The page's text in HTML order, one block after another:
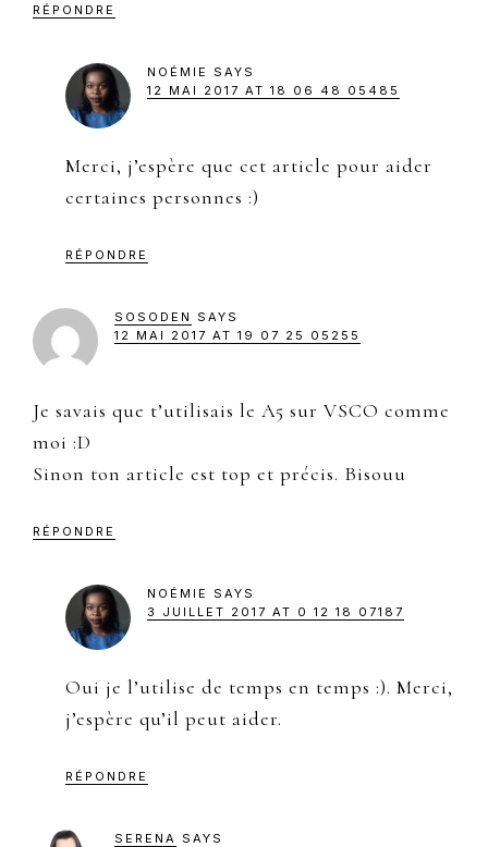
RÉPONDRE
NOÉMIE
SAYS
12 MAI 2017 AT 18 06 48 05485
Merci, j’espère que cet article pour aider
certaines personnes :)
RÉPONDRE
SOSODEN
SAYS
12 MAI 2017 AT 19 07 25 05255
Je savais que t’utilisais le A5 sur VSCO comme
moi :D
Sinon ton article est top et précis. Bisouu
RÉPONDRE
NOÉMIE
SAYS
3 JUILLET 2017 AT 0 12 18 07187
Oui je l’utilise de temps en temps :). Merci,
j’espère qu’il peut aider.
RÉPONDRE
SERENA SAYS